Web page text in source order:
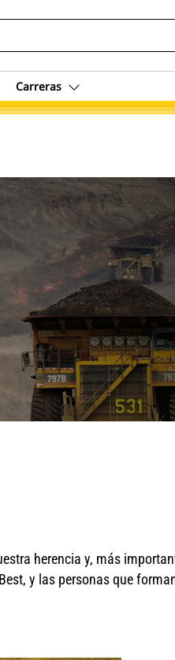
Carreras
herencia y, más
y las personas que